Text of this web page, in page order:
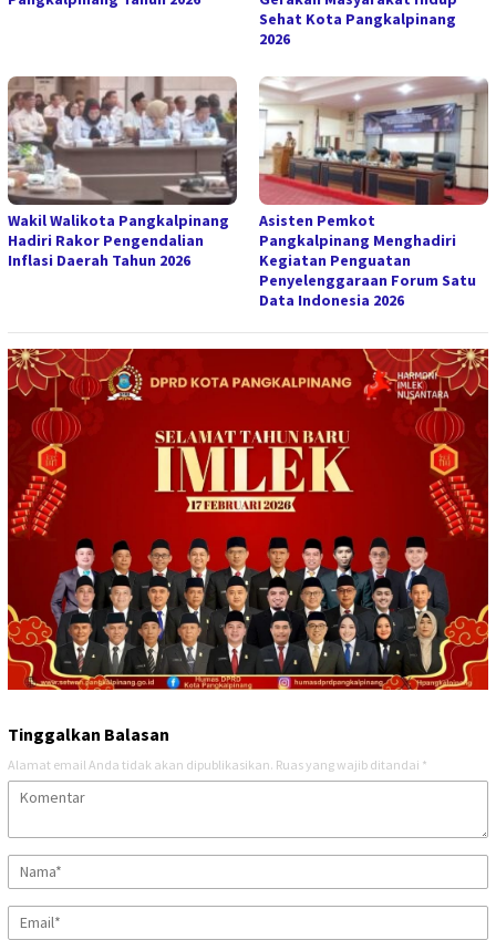
Sehat Kota Pangkalpinang
2026
Wakil Walikota Pangkalpinang
Hadiri Rakor Pengendalian
Inflasi Daerah Tahun 2026
Asisten Pemkot
Pangkalpinang Menghadiri
Kegiatan Penguatan
Penyelenggaraan Forum Satu
Data Indonesia 2026
Tinggalkan Balasan
Alamat email Anda tidak akan dipublikasikan. Ruas yang wajib ditandai *